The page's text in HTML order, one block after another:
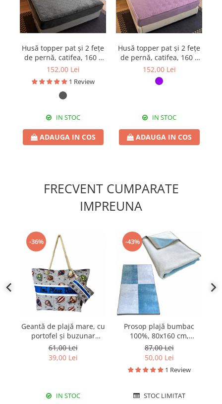
Husă topper pat și 2 fețe
de pernă, catifea, 160 x
200 cm, 3 piese, HPP79
152,00 Lei
1 Review
IN STOC
ADAUGA IN COS
Husă topper pat și 2 fețe
de pernă, catifea, 160 x
200 cm, 3 piese, HPP72
152,00 Lei
IN STOC
ADAUGA IN COS
FRECVENT CUMPARATE
IMPREUNA
-36%
Geantă de plajă mare, cu
portofel și buzunar
interior KD2418
61,00 Lei
39,00 Lei
IN STOC
-43%
Prosop plajă bumbac
100%, 80x160 cm,
550g/mp, PPB55
87,00 Lei
50,00 Lei
1 Review
STOC LIMITAT